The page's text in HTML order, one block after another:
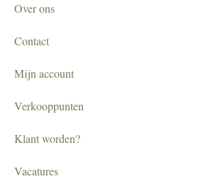
Over ons
Contact
Mijn account
Verkooppunten
Klant worden?
Vacatures